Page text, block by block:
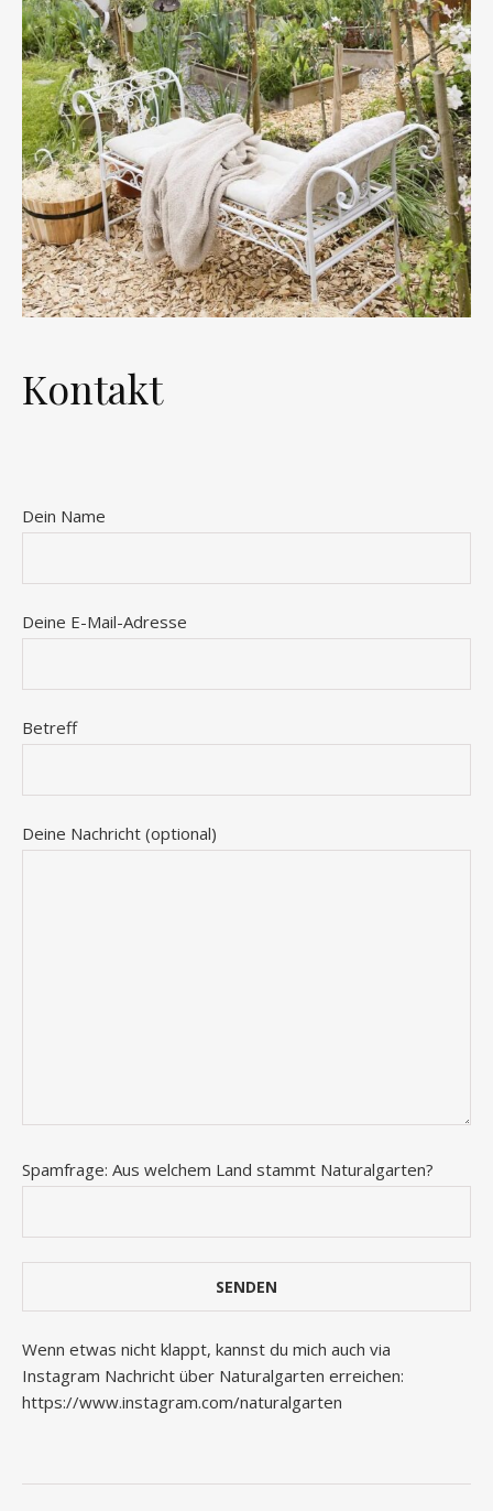
Kontakt
Dein Name
Deine E-Mail-Adresse
Betreff
Deine Nachricht (optional)
Spamfrage: Aus welchem Land stammt Naturalgarten?
Wenn etwas nicht klappt, kannst du mich auch via
Instagram Nachricht über Naturalgarten erreichen:
https://www.instagram.com/naturalgarten